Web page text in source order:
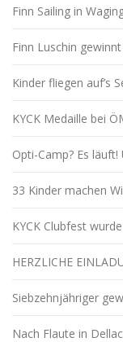
Finn Sailing in
Finn Luschin
Kinder fliegen auf’s
KYCK Medaille bei
Opti-Camp? Es läuft!
33 Kinder machen
KYCK Clubfest
HERZLICHE
Siebzehnjähriger
Nach Flaute in